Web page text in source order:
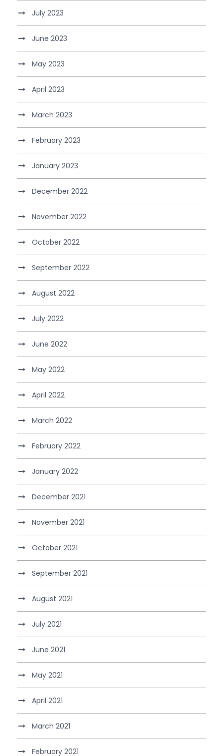
July 2023
June 2023
May 2023
April 2023
March 2023
February 2023
January 2023
December 2022
November 2022
October 2022
September 2022
August 2022
July 2022
June 2022
May 2022
April 2022
March 2022
February 2022
January 2022
December 2021
November 2021
October 2021
September 2021
August 2021
July 2021
June 2021
May 2021
April 2021
March 2021
February 2021